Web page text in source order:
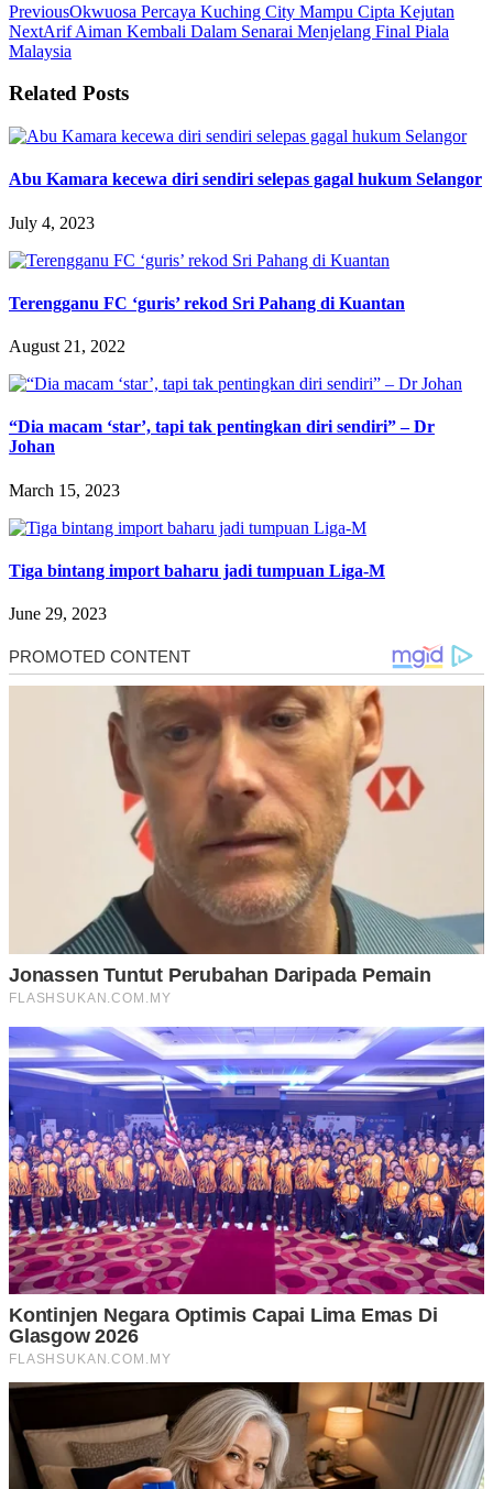
PreviousOkwuosa Percaya Kuching City Mampu Cipta Kejutan
NextArif Aiman Kembali Dalam Senarai Menjelang Final Piala
Malaysia
Related Posts
Abu Kamara kecewa diri sendiri selepas gagal hukum Selangor
July 4, 2023
Terengganu FC ‘guris’ rekod Sri Pahang di Kuantan
August 21, 2022
“Dia macam ‘star’, tapi tak pentingkan diri sendiri” – Dr
Johan
March 15, 2023
Tiga bintang import baharu jadi tumpuan Liga-M
June 29, 2023